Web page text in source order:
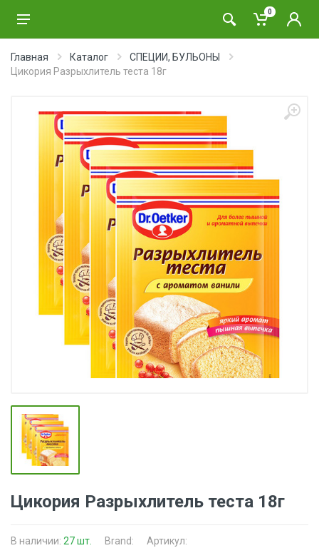
0
Главная Каталог
СПЕЦИИ, БУЛЬОНЫ
Цикория Разрыхлитель теста 18г
Цикория Разрыхлитель теста 18г
В наличии: 27 шт. Brand: Артикул: